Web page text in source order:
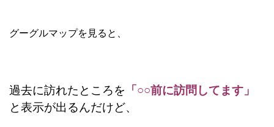
グーグルマップを見ると、
過去に訪れたところを 「○○前に訪問してます」
と表示が出るんだけど、